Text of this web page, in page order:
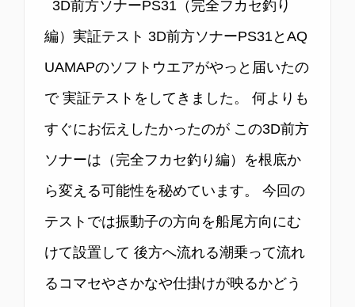
3D前方ソナーPS31（完全フカセ釣り
編）実証テスト 3D前方ソナーPS31とAQ
UAMAPのソフトウエアがやっと届いたの
で 実証テストをしてきました。 何よりも
すぐにお伝えしたかったのが この3D前方
ソナーは（完全フカセ釣り編）を根底か
ら変える可能性を秘めています。 今回の
テストでは振動子の方向を船尾方向にむ
けて設置して 後方へ流れる潮乗って流れ
るコマセやさかなや仕掛けが映るかどう